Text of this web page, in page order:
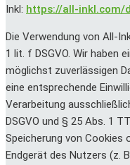
Inkl: https://all-inkl.com/
Die Verwendung von All-
1 lit. f DSGVO. Wir haben
möglichst zuverlässigen
eine entsprechende
Verarbeitung
DSGVO und § 25 Abs. 1
Speicherung von
Endgerät des Nutzers (z.